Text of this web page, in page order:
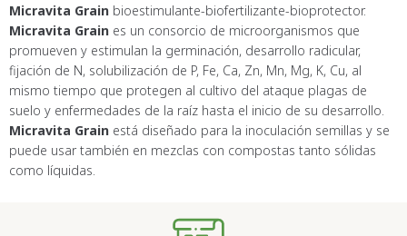
Micravita Grain bioestimulante-biofertilizante-bioprotector.
Micravita Grain es un consorcio de microorganismos que
promueven y estimulan la germinación, desarrollo radicular,
fijación de N, solubilización de P, Fe, Ca, Zn, Mn, Mg, K, Cu, al
mismo tiempo que protegen al cultivo del ataque plagas de
suelo y enfermedades de la raíz hasta el inicio de su desarrollo.
Micravita Grain está diseñado para la inoculación semillas y se
puede usar también en mezclas con compostas tanto sólidas
como líquidas.